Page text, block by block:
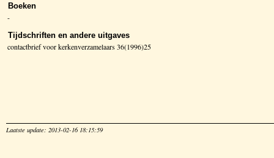
Boeken
-
Tijdschriften en andere uitgaves
contactbrief voor kerkenverzamelaars 36(1996)25
Laatste update: 2013-02-16 18:15:59